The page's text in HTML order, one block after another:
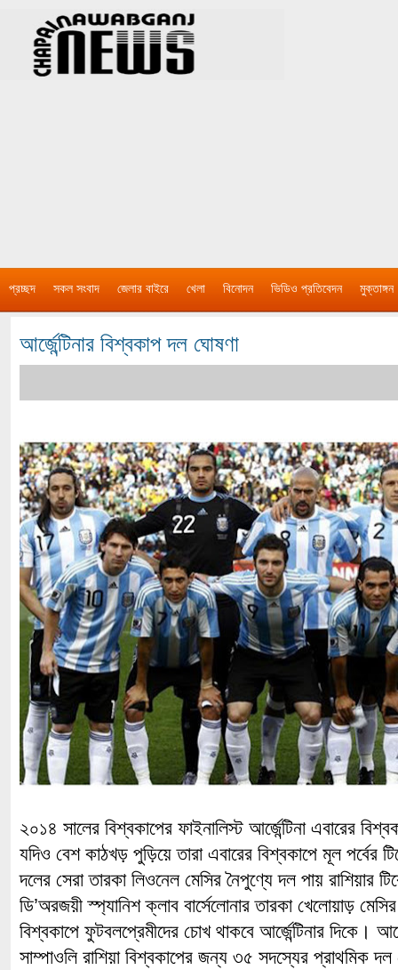
প্রচ্ছদ সকল সংবাদ জেলার বাইরে খেলা বিনোদন ভিডিও প্রতিবেদন মুক্তাঙ্গন
আর্জেন্টিনার বিশ্বকাপ দল ঘোষণা
২০১৪ সালের বিশ্বকাপের ফাইনালিস্ট আর্জেন্টিনা এবারের
যদিও বেশ কাঠখড় পুড়িয়ে তারা এবারের বিশ্বকাপে মূল পর্বের
দলের সেরা তারকা লিওনেল মেসির নৈপুণ্যে দল পায় রাশিয়ার
ডি’অরজয়ী স্প্যানিশ ক্লাব বার্সেলোনার তারকা খেলোয়াড়
বিশ্বকাপে ফুটবলপ্রেমীদের চোখ থাকবে আর্জেন্টিনার দিকে।
সাম্পাওলি রাশিয়া বিশ্বকাপের জন্য ৩৫ সদস্যের প্রাথমিক